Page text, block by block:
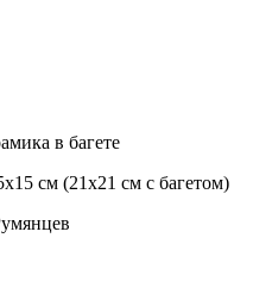
в багете
см (21х21 см с багетом)